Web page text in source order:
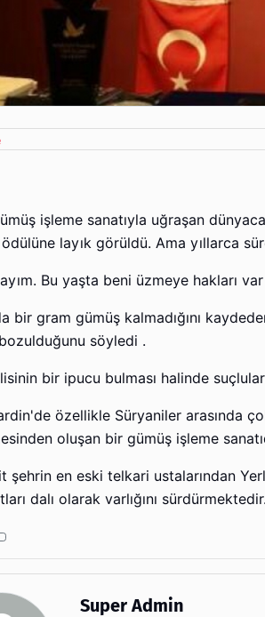
işleme sanatıyla uğraşan
layık görüldü. Ama yıllarca
Bu yaşta beni üzmeye hakları
bir gram gümüş kalmadığını
bozulduğunu söyledi .
bir ipucu bulması halinde
özellikle Süryaniler arasında
oluşan bir gümüş işleme
şehrin en eski telkari ustalarından
dalı olarak varlığını sürdürmektedir.
Super Admin